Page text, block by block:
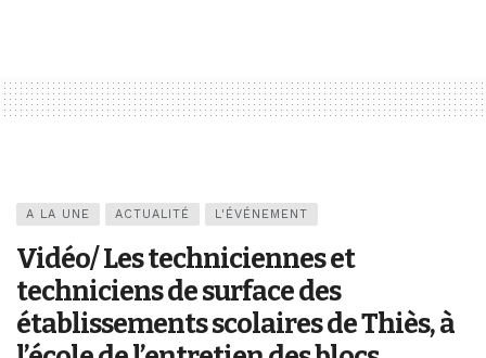
A LA UNE ACTUALITÉ L'ÉVÉNEMENT
Vidéo/ Les techniciennes et
techniciens de surface des
établissements scolaires de Thiès, à